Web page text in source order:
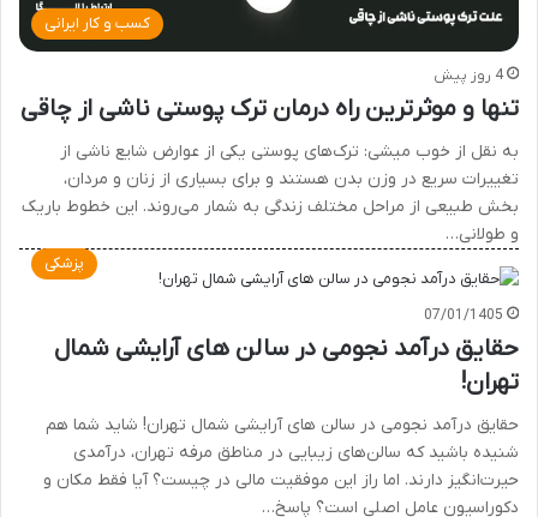
کسب و کار ایرانی
4 روز پیش
تنها و موثرترین راه درمان ترک پوستی ناشی از چاقی
به نقل از خوب میشی: ترک‌های پوستی یکی از عوارض شایع ناشی از
تغییرات سریع در وزن بدن هستند و برای بسیاری از زنان و مردان،
بخش طبیعی از مراحل مختلف زندگی به شمار می‌روند. این خطوط باریک
و طولانی…
پزشکی
07/01/1405
حقایق درآمد نجومی در سالن های آرایشی شمال
تهران!
حقایق درآمد نجومی در سالن های آرایشی شمال تهران! شاید شما هم
شنیده باشید که سالن‌های زیبایی در مناطق مرفه تهران، درآمدی
حیرت‌انگیز دارند. اما راز این موفقیت مالی در چیست؟ آیا فقط مکان و
دکوراسیون عامل اصلی است؟ پاسخ…